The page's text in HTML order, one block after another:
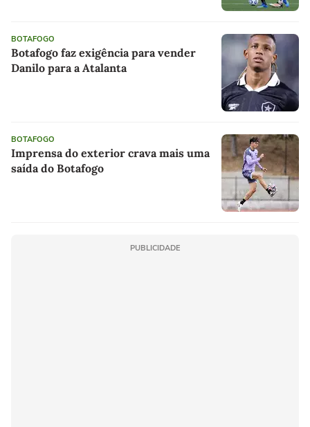
BOTAFOGO
Botafogo faz exigência para vender
Danilo para a Atalanta
BOTAFOGO
Imprensa do exterior crava mais uma
saída do Botafogo
PUBLICIDADE